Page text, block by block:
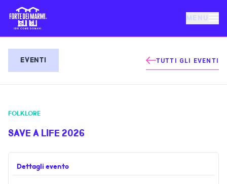
MENU
EVENTI
NOTIZIE
OSPITALITÀ
EVENTI TUTTI GLI EVENTI
FOLKLORE
SAVE A LIFE 2026
Dettagli evento